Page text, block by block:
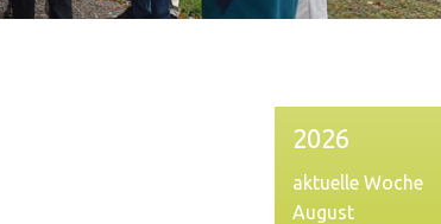
2026
aktuelle Woche
August